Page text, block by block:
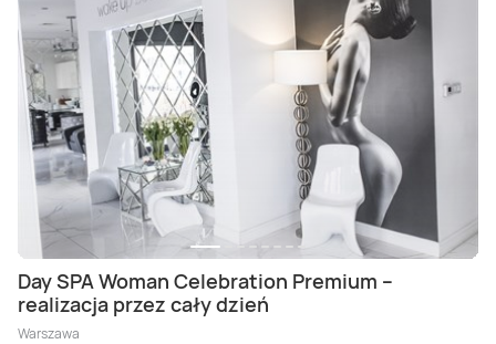
Day SPA Woman Celebration Premium –
realizacja przez cały dzień
Warszawa